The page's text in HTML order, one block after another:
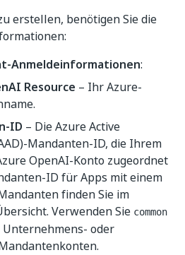
erstellen, benötigen Sie die
Anmeldeinformationen:
Resource – Ihr Azure-
ID – Die Azure Active
Mandanten-ID, die Ihrem
OpenAI-Konto zugeordnet
ID für Apps mit einem
finden Sie im
Verwenden Sie common
oder